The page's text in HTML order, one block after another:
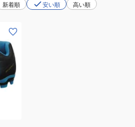
新着順 安い順 高い順